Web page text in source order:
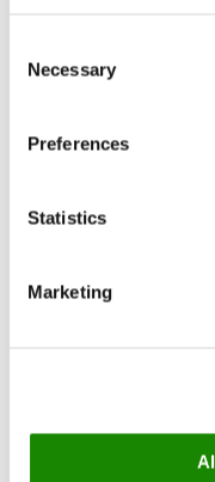
Selection
Necessary
Preferences
Statistics
Marketing
udsigt over Kalundborg
– nemlig den garvede
finde på Kul i
konkurrencen om den